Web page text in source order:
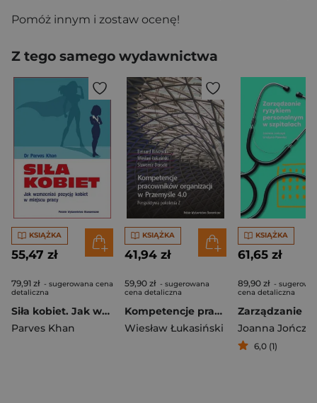
Pomóż innym i zostaw ocenę!
Z tego samego wydawnictwa
KSIĄŻKA
55,47 zł
79,91 zł - sugerowana cena
detaliczna
Siła kobiet. Jak wzmacniać pozycję kobiet w miejscu pracy
Parves Khan
KSIĄŻKA
41,94 zł
59,90 zł - sugerowana
cena detaliczna
Kompetencje pracowników organizacji w Przemyśle 4.0. Perspektywa pokolenia Z
Wiesław Łukasiński
KSIĄŻKA
61,65 zł
89,90 zł -
cena detaliczna
Joanna
6,0 (1)